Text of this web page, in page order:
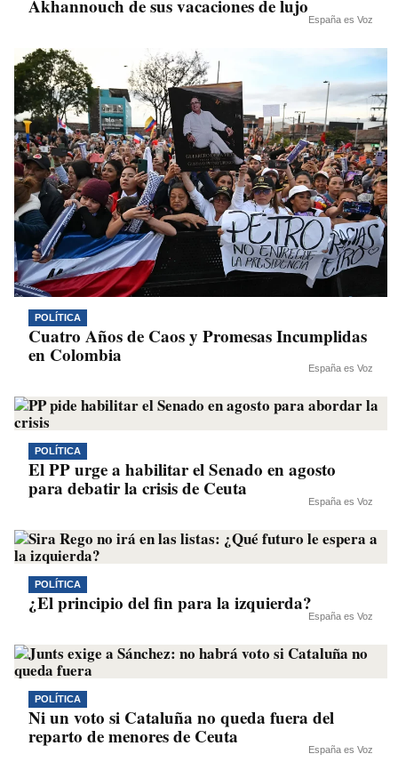
Akhannouch de sus vacaciones de lujo
España es Voz
POLÍTICA
Cuatro Años de Caos y Promesas Incumplidas
en Colombia
España es Voz
POLÍTICA
El PP urge a habilitar el Senado en agosto
para debatir la crisis de Ceuta
España es Voz
POLÍTICA
¿El principio del fin para la izquierda?
España es Voz
POLÍTICA
Ni un voto si Cataluña no queda fuera del
reparto de menores de Ceuta
España es Voz